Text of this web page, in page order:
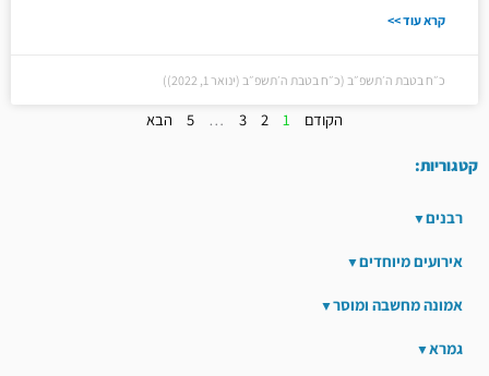
קרא עוד >>
כ״ח בטבת ה׳תשפ״ב (כ״ח בטבת ה׳תשפ״ב (ינואר 1, 2022))
הקודם 1
2
3
…
5 הבא
קטגוריות:
רבנים
אירועים מיוחדים
אמונה מחשבה ומוסר
גמרא